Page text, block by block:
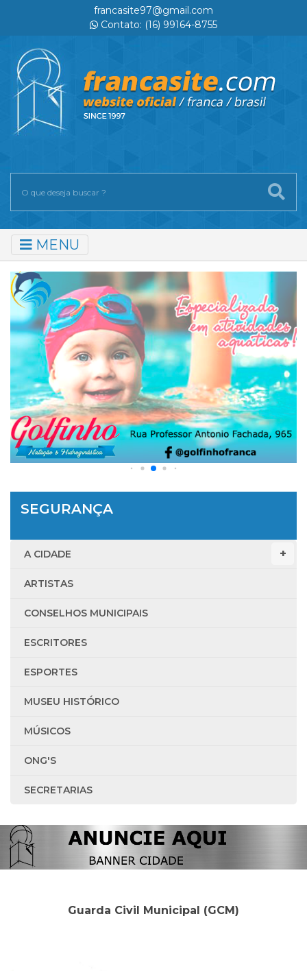
francasite97@gmail.com
Contato: (16) 99164-8755
MENU
SEGURANÇA
A CIDADE
ARTISTAS
CONSELHOS MUNICIPAIS
ESCRITORES
ESPORTES
MUSEU HISTÓRICO
MÚSICOS
ONG'S
SECRETARIAS
Guarda Civil Municipal (GCM)